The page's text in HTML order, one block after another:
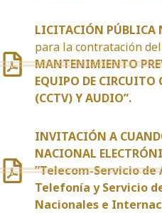
LICITACIÓN PÚBLICA
para la contratación del
MANTENIMIENTO
EQUIPO DE CIRCUITO
(CCTV) Y AUDIO”.
INVITACIÓN A
NACIONAL
”Telecom-Servicio de
Telefonía y Servicio
Nacionales e